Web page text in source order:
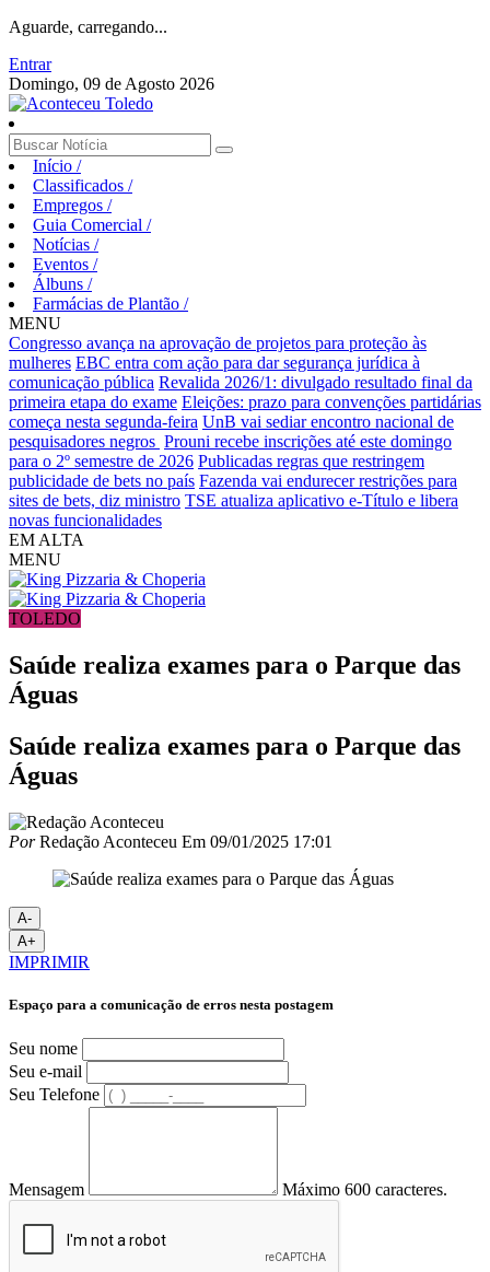
Aguarde, carregando...
Entrar
Domingo, 09 de Agosto 2026
Início /
Classificados /
Empregos /
Guia Comercial /
Notícias /
Eventos /
Álbuns /
Farmácias de Plantão /
MENU
Congresso avança na aprovação de projetos para proteção às
mulheres EBC entra com ação para dar segurança jurídica à
comunicação pública Revalida 2026/1: divulgado resultado final da
primeira etapa do exame Eleições: prazo para convenções partidárias
começa nesta segunda-feira UnB vai sediar encontro nacional de
pesquisadores negros Prouni recebe inscrições até este domingo
para o 2º semestre de 2026 Publicadas regras que restringem
publicidade de bets no país Fazenda vai endurecer restrições para
sites de bets, diz ministro TSE atualiza aplicativo e-Título e libera
novas funcionalidades
EM ALTA
MENU
TOLEDO
Saúde realiza exames para o Parque das
Águas
Saúde realiza exames para o Parque das
Águas
PorRedação Aconteceu Em 09/01/2025 17:01
A-
A+
IMPRIMIR
Espaço para a comunicação de erros nesta postagem
Seu nome
Seu e-mail
Seu Telefone
Mensagem Máximo 600 caracteres.